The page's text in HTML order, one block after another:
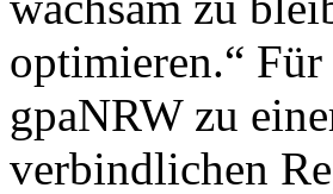
optimieren.“
gpaNRW zu
verbindlichen